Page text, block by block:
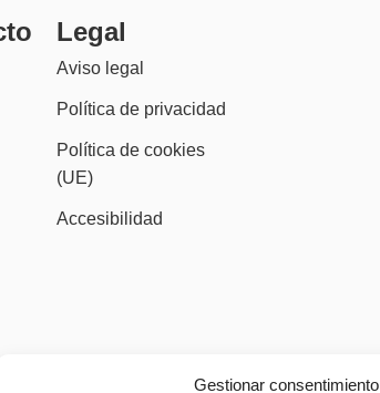
Gestionar consentimiento
Legal
Aviso legal
Política de privacidad
Política de cookies
(UE)
Accesibilidad